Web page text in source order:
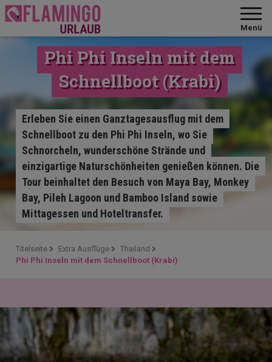
Menü
Phi Phi Inseln mit dem
Schnellboot (Krabi)
Erleben Sie einen Ganztagesausflug mit dem
Schnellboot zu den Phi Phi Inseln, wo Sie
Schnorcheln, wunderschöne Strände und
einzigartige Naturschönheiten genießen können. Die
Tour beinhaltet den Besuch von Maya Bay, Monkey
Bay, Pileh Lagoon und Bamboo Island sowie
Mittagessen und Hoteltransfer.
Titelseite Extra Ausflüge
Thailand
Phi Phi Inseln mit dem Schnellboot (Krabi)